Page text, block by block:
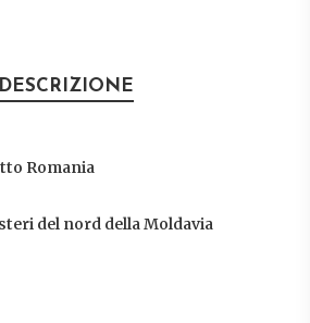
DESCRIZIONE
Romania
del nord della Moldavia